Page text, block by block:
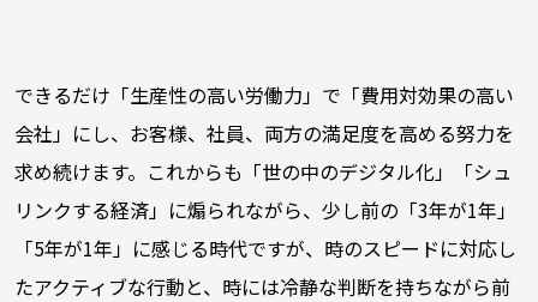
できるだけ「生産性の高い労働力」で「費用対効果の高い
会社」にし、お客様、社員、両方の満足度を高める努力を
求め続けます。これからも「世の中のデジタル化」「シュ
リンクする経済」に煽られながら、少し前の「3年が1年」
「5年が1年」に感じる時代ですが、時のスピードに対応し
たアクティブな行動と、時には冷静な判断を持ちながら前